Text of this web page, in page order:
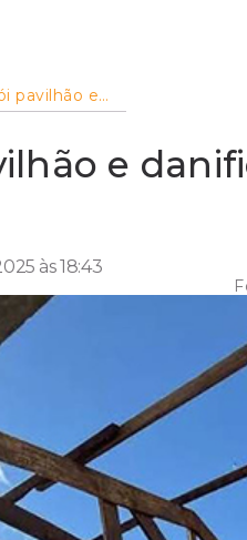
pavilhão e
no Rio
e
às 18:43